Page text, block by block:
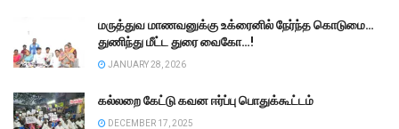
மருத்துவ மாணவனுக்கு உக்ரைனில் நேர்ந்த கொடுமை…
துணிந்து மீட்ட துரை வைகோ…!
JANUARY 28, 2026
கல்லறை கேட்டு கவன ஈர்ப்பு பொதுக்கூட்டம்
DECEMBER 17, 2025